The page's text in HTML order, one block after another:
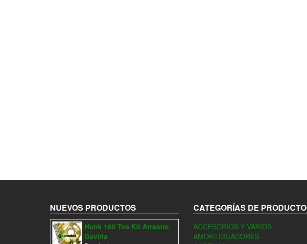
NUEVOS PRODUCTOS
Hunk 160 Tvs Kit Arrastre
Gaviria
CATEGORÍAS DE PRODUCTO
ACCESORIOS Y VARIOS
AMORTIGUADORES